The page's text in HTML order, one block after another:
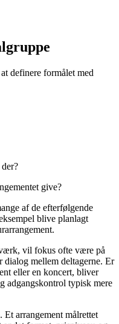
definere formålet med
give?
af de efterfølgende
blive planlagt
vil fokus ofte være på
mellem deltagerne. Er
eller en koncert, bliver
adgangskontrol typisk mere
arrangement målrettet